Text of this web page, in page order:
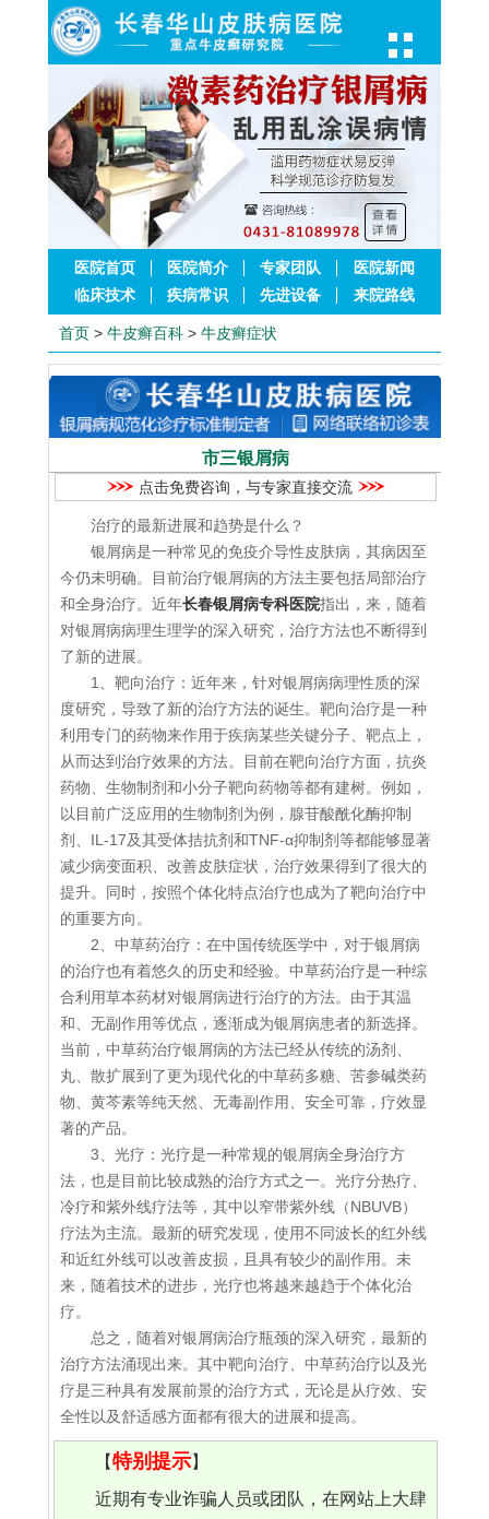
医院首页 医院简介 专家团队
医院新闻
临床技术
疾病常识 先进设备 来院路线
首页 > 牛皮癣百科 > 牛皮癣症状
市三银屑病
点击免费咨询，与专家直接交流
治疗的最新进展和趋势是什么？
银屑病是一种常见的免疫介导性皮肤病，其病因至
今仍未明确。目前治疗银屑病的方法主要包括局部治疗
和全身治疗。近年长春银屑病专科医院指出，来，随着
对银屑病病理生理学的深入研究，治疗方法也不断得到
了新的进展。
1、靶向治疗：近年来，针对银屑病病理性质的深
度研究，导致了新的治疗方法的诞生。靶向治疗是一种
利用专门的药物来作用于疾病某些关键分子、靶点上，
从而达到治疗效果的方法。目前在靶向治疗方面，抗炎
药物、生物制剂和小分子靶向药物等都有建树。例如，
以目前广泛应用的生物制剂为例，腺苷酸酰化酶抑制
剂、IL-17及其受体拮抗剂和TNF-α抑制剂等都能够显著
减少病变面积、改善皮肤症状，治疗效果得到了很大的
提升。同时，按照个体化特点治疗也成为了靶向治疗中
的重要方向。
2、中草药治疗：在中国传统医学中，对于银屑病
的治疗也有着悠久的历史和经验。中草药治疗是一种综
合利用草本药材对银屑病进行治疗的方法。由于其温
和、无副作用等优点，逐渐成为银屑病患者的新选择。
当前，中草药治疗银屑病的方法已经从传统的汤剂、
丸、散扩展到了更为现代化的中草药多糖、苦参碱类药
物、黄芩素等纯天然、无毒副作用、安全可靠，疗效显
著的产品。
3、光疗：光疗是一种常规的银屑病全身治疗方
法，也是目前比较成熟的治疗方式之一。光疗分热疗、
冷疗和紫外线疗法等，其中以窄带紫外线（NBUVB）
疗法为主流。最新的研究发现，使用不同波长的红外线
和近红外线可以改善皮损，且具有较少的副作用。未
来，随着技术的进步，光疗也将越来越趋于个体化治
疗。
总之，随着对银屑病治疗瓶颈的深入研究，最新的
治疗方法涌现出来。其中靶向治疗、中草药治疗以及光
疗是三种具有发展前景的治疗方式，无论是从疗效、安
全性以及舒适感方面都有很大的进展和提高。
【特别提示】
近期有专业诈骗人员或团队，在网站上大肆